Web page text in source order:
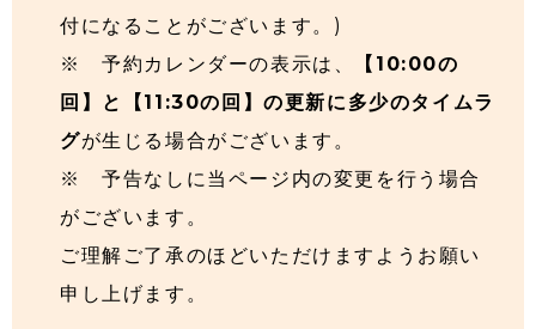
付になることがございます。)
※ 予約カレンダーの表示は、
【10:00の
回】と【11:30の回】の更新に多少のタイムラ
グが生じる場合がございます。
※ 予告なしに当ページ内の変更を行う場合
がございます。
ご理解ご了承のほどいただけますようお願い
申し上げます。